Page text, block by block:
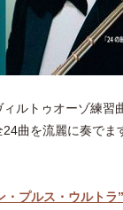
ルトゥオーゾ練習
曲を流麗に奏でま
・プルス・ウルトラ